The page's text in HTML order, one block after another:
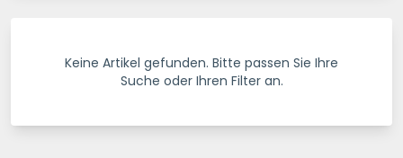
Keine Artikel gefunden. Bitte passen Sie Ihre
Suche oder Ihren Filter an.